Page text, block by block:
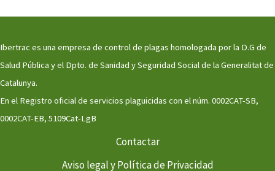
Ibertrac es una empresa de control de plagas homologada por la D.G de
Salud Pública y el Dpto. de Sanidad y Seguridad Social de la Generalitat de
Catalunya.
En el Registro oficial de servicios plaguicidas con el núm. 0002CAT-SB,
0002CAT-EB, 5109Cat-LgB
Contactar
Aviso legal y Política de Privacidad